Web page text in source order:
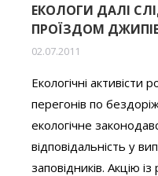
ЕКОЛОГИ ДАЛІ
ПРОЇЗДОМ
02.07.2011
Екологічні активісти
перегонів по
екологічне
відповідальність у
заповідників. Акцію